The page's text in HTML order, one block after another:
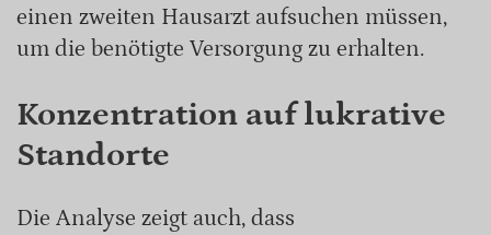
einen zweiten Hausarzt aufsuchen müssen,
um die benötigte Versorgung zu erhalten.
Konzentration auf lukrative
Standorte
Die Analyse zeigt auch, dass